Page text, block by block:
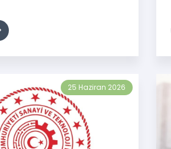
25 Haziran 2026